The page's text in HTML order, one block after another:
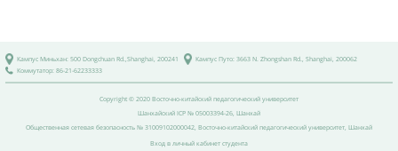
Кампус Миньхан: 500 Dongchuan Rd.,Shanghai, 200241
Кампус Путо: 3663 N. Zhongshan Rd., Shanghai, 200062
Коммутатор: 86-21-62233333
Copyright © 2020 Восточно-китайский педагогический университет
Шанхайский ICP № 05003394-26, Шанхай
Общественная сетевая безопасность № 31009102000042 , Восточно-китайский педагогический университет, Шанхай
Вход в личный кабинет студента